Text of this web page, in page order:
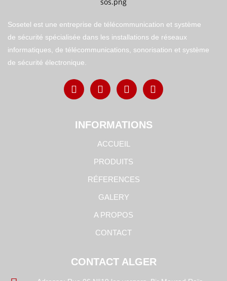
Sosetel est une entreprise de télécommunication et système
de sécurité spécialisée dans les installations de réseaux
informatiques, de télécommunications, sonorisation et système
de sécurité électronique.
INFORMATIONS
ACCUEIL
PRODUITS
RÉFERENCES
GALERY
A PROPOS
CONTACT
CONTACT ALGER